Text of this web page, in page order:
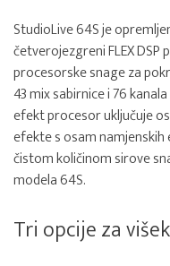
StudioLive 64S je
četverojezgreni FLEX
procesorske snage za
43 mix sabirnice i 76
efekt procesor uključuje
efekte s osam
čistom količinom sirove
modela 64S.
Tri opcije za